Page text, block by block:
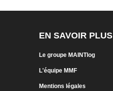
EN SAVOIR PLUS
Le groupe MAINTlog
L'équipe MMF
Mentions légales